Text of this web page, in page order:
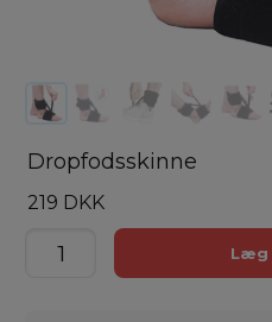
Dropfodsskinne
219 DKK